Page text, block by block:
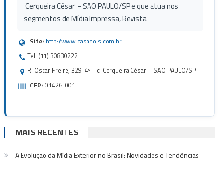
Cerqueira César - SAO PAULO/SP e que atua nos
segmentos de Mídia Impressa, Revista
Site: http://www.casadois.com.br
Tel: (11) 30830222
R. Oscar Freire, 329 4º - c Cerqueira César - SAO PAULO/SP
CEP: 01426-001
MAIS RECENTES
A Evolução da Mídia Exterior no Brasil: Novidades e Tendências